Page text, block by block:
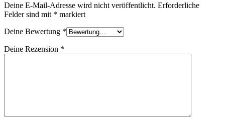
Deine E-Mail-Adresse wird nicht veröffentlicht. Erforderliche
Felder sind mit * markiert
Deine Bewertung *
Deine Rezension *